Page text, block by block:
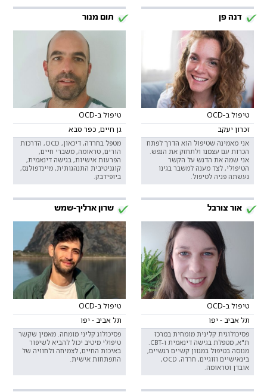
דנה פן
טיפול ב-OCD
זכרון יעקב
אני מאמינה שטיפול הוא הדרך לפתח
הכרות עם עצמנו ולתחזק את הנפש.
אני שמה את הדגש על הקשר
הטיפולי, לצד מענה למשבר בגינו
נעשתה פניה לטיפול.
תום מנור
טיפול ב-OCD
גן חיים, כפר סבא
מטפל בחרדה, דיכאון, OCD, הדרכות
הורים, טראומה, משברי חיים,
הפרעות אישיות, בגישה דינאמית,
קוגניטיבית התנהגותית, מיינדפולנס,
ביופידבק.
אור צורבל
טיפול ב-OCD
תל אביב - יפו
פסיכולוגית קלינית מומחית במרכז
ת"א, מטפלת בגישה דינאמית ו-CBT.
מנוסה בטיפול במגוון קשיים רגשיים,
בינאישיים וזוגיים, חרדה, OCD,
אובדן וטראומה.
שרון ארליך-שמש
טיפול ב-OCD
תל אביב - יפו
פסיכולוג קליני מומחה. מאמין שקשר
טיפולי מיטיב יכול להביא לשיפור
באיכות החיים, לצמיחה ולחוויה של
התפתחות אישית.